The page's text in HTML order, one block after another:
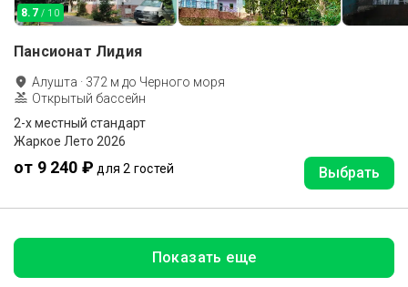
8.7 / 10
Пансионат Лидия
Алушта · 372 м до Черного моря
Открытый бассейн
2-х местный стандарт
Жаркое Лето 2026
от 9 240 ₽ для 2 гостей Выбрать
Показать еще